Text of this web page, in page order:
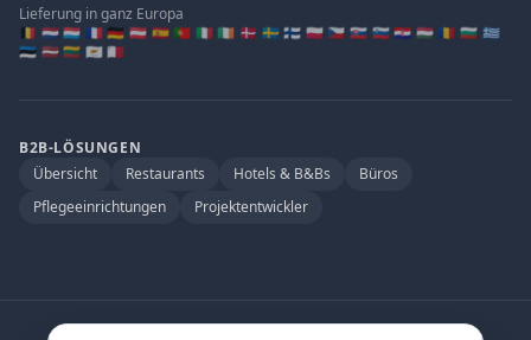
Lieferung in ganz Europa
🇧🇪 🇳🇱 🇱🇺 🇫🇷 🇩🇪 🇦🇹 🇪🇸 🇵🇹 🇮🇹 🇮🇪 🇩🇰 🇸🇪 🇫🇮 🇵🇱 🇨🇿 🇸🇰 🇸🇮 🇭🇷 🇭🇺 🇷🇴 🇧🇬 🇬🇷
🇪🇪 🇱🇻 🇱🇹 🇨🇾 🇲🇹
B2B-LÖSUNGEN
Übersicht
Restaurants Hotels & B&Bs
Büros
Pflegeeinrichtungen
Projektentwickler
Offizieller Partner von: